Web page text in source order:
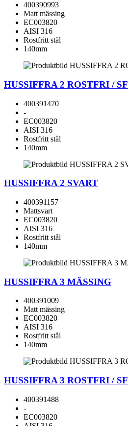
400390993
Matt mässing
EC003820
AISI 316
Rostfritt stål
140mm
HUSSIFFRA 2 ROSTFRI / SF
400391470
-
EC003820
AISI 316
Rostfritt stål
140mm
HUSSIFFRA 2 SVART
400391157
Mattsvart
EC003820
AISI 316
Rostfritt stål
140mm
HUSSIFFRA 3 MÄSSING
400391009
Matt mässing
EC003820
AISI 316
Rostfritt stål
140mm
HUSSIFFRA 3 ROSTFRI / SF
400391488
-
EC003820